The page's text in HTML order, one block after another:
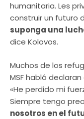
humanitaria. Les
construir un futuro
suponga una
dice Kolovos.
Muchos de los
MSF habló
«He perdido mi
Siempre tengo
nosotros en el